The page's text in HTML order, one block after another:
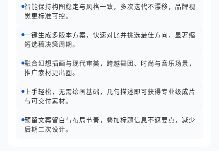
智能保持构图稳定与风格一致，多次迭代不漂移，品牌视
觉更标准可控。
一键生成多版本方案，快速对比并挑选最佳方向，显著缩
短选稿决策周期。
融合幻想插画与现代审美，跨越舞团、时尚与音乐场景，
推广素材更出圈。
上手轻松，无需绘画基础，几句描述即可获得专业级成片
与可交付素材。
预留文案留白与布局节奏，叠加标题信息不遮要点，减少
后期二次设计。